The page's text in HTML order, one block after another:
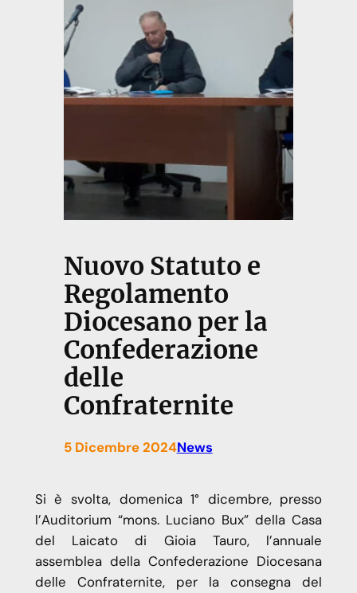
Nuovo Statuto e
Regolamento
Diocesano per la
Confederazione
delle
Confraternite
5 Dicembre 2024News
Si è svolta, domenica 1° dicembre, presso
l’Auditorium “mons. Luciano Bux” della Casa
del Laicato di Gioia Tauro, l’annuale
assemblea della Confederazione Diocesana
delle Confraternite, per la consegna del